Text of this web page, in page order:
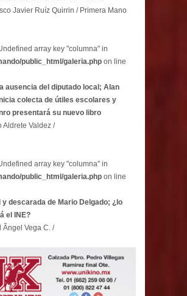
Javier Ruíz Quirrin / Primera Mano
array key "columna" in
public_html/galeria.php on line
ausencia del diputado local; Alan
colecta de útiles escolares y
presentará su nuevo libro
Aldrete Valdez /
array key "columna" in
public_html/galeria.php on line
y descarada de Mario Delgado; ¿lo
el INE?
Vega C. /